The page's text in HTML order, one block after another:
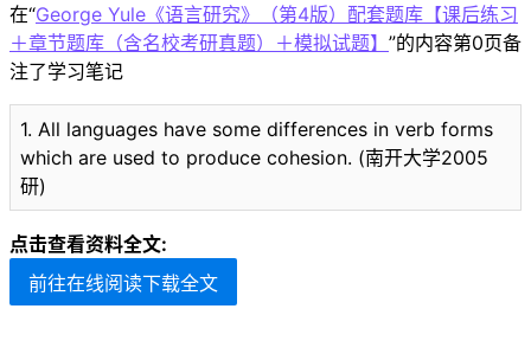
在“George Yule《语言研究》（第4版）配套题库【课后练习
＋章节题库（含名校考研真题）＋模拟试题】 ”的内容第0页备
注了学习笔记
1. All languages have some differences in verb forms
which are used to produce cohesion. (南开大学2005
研)
点击查看资料全文:
前往在线阅读下载全文